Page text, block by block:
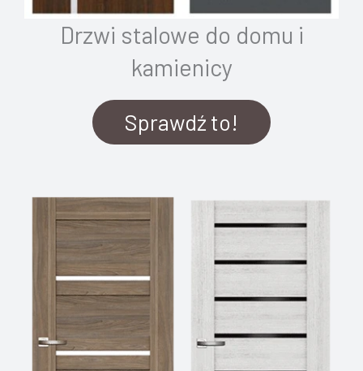
Drzwi stalowe do domu i
kamienicy
Sprawdź to!